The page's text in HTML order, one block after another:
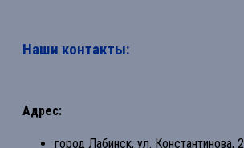
Наши контакты:
Адрес:
город Лабинск, ул. Константинова, 2